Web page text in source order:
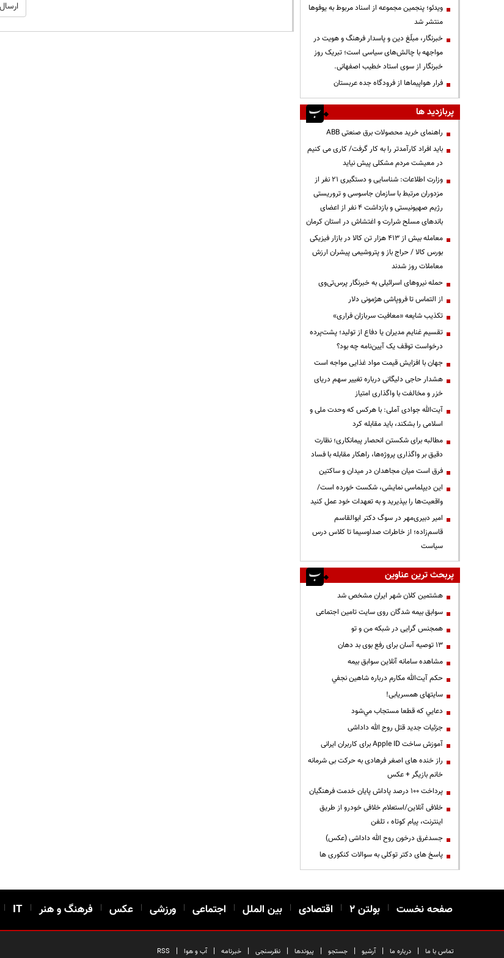
ویدئو؛ پنجمین مجموعه از اسناد مربوط به یوفوها
منتشر شد
خبرنگار، مبلّغ دین و پاسدار فرهنگ و هویت در
مواجهه با چالش‌های سیاسی است؛ تبریک روز
خبرنگار از سوی استاد خطیب اصفهانی.
فرار هواپیماها از فرودگاه جده عربستان
پربازدید ها
راهنمای خرید محصولات برق صنعتی ABB
باید افراد کارآمدتر را به کار گرفت/ کاری می کنیم
در معیشت مردم مشکلی پیش نیاید
وزارت اطلاعات: شناسایی و دستگیری ۲۱ نفر از
مزدوران مرتبط با سازمان جاسوسی و تروریستی
رژیم صهیونیستی و بازداشت ۴ نفر از اعضای
باندهای مسلح شرارت و اغتشاش در استان کرمان
معامله بیش از ۴۱۳ هزار تن کالا در بازار فیزیکی
بورس کالا / حراج باز و پتروشیمی پیشران ارزش
معاملات روز شدند
حمله نیروهای اسرائیلی به خبرنگار پرس‌تی‌وی
از التماس تا فروپاشی هژمونی دلار
تکذیب شایعه «معافیت سربازان فراری»
تقسیم غنایم مدیران یا دفاع از تولید؛ پشت‌پرده
درخواست توقف یک آیین‌نامه چه بود؟
جهان با افزایش قیمت مواد غذایی مواجه است
هشدار حاجی دلیگانی درباره تغییر سهم دریای
خزر و مخالفت با واگذاری امتیاز
آیت‌الله جوادی آملی: با هرکس که وحدت ملی و
اسلامی را بشکند، باید مقابله کرد
مطالبه برای شکستن انحصار پیمانکاری؛ نظارت
دقیق بر واگذاری پروژه‌ها، راهکار مقابله با فساد
فرق است میان مجاهدان در میدان و ساکتین
این دیپلماسی نمایشی، شکست خورده است/
واقعیت‌ها را بپذیرید و به تعهدات خود عمل کنید
امیر دبیری‌مهر در سوگ دکتر ابوالقاسم
قاسم‌زاده؛ از خاطرات صداوسیما تا کلاس درس
سیاست
پربحث ترین عناوین
هشتمین کلان شهر ایران مشخص شد
سوابق بیمه شدگان روی سایت تامین اجتماعی
همجنس گرایی در شبکه من و تو
13 توصیه آسان برای رفع بوی بد دهان
مشاهده سامانه آنلاين سوابق بیمه
حكم آيت‌الله مكارم درباره شاهين نجفي
سایتهای همسریابی!
دعايي كه قطعا مستجاب مي‌شود
جزئیات جدید قتل روح الله داداشی
آموزش ساخت Apple ID برای کاربران ایرانی
راز خنده های اصغر فرهادی به حرکت بی شرمانه
خانم بازیگر + عکس
پرداخت ۱۰۰ درصد پاداش پایان خدمت فرهنگیان
خلافی آنلاین/استعلام خلافی خودرو از طریق
اینترنت، پیام کوتاه ، تلفن
جسدغرق درخون روح الله داداشی (عکس)
پاسخ های دکتر توکلی به سوالات کنکوری ها
صفحه نخست | بولتن ۲ | اقتصادی | بین الملل | اجتماعی | ورزشی | عکس | فرهنگ و هنر |
IT
|
تماس با ما | درباره ما | آرشیو | جستجو | پیوندها | نظرسنجی | خبرنامه | آب و هوا |
RSS